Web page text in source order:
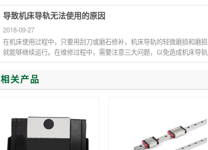
高等特性有钢珠保持...
导致机床导轨无法使用的原因
2018-09-27
在机床使用过程中，只要用刮刀或磨石修补，机床导轨的轻微磨损和磨损
就能够继续运行。在维修过程中，需要注意三大问题，以免造成机床导轨
的损坏，...
相关产品